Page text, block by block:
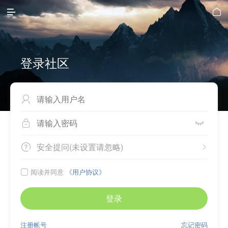
 
登录社区

 
 
安全提问(未设置请忽略)
 阅读并同意 《用户协议》
登录
忘记密码
注册帐号